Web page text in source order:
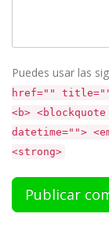
Puedes usar las
href=""
<b>
datetime="">
<strong>